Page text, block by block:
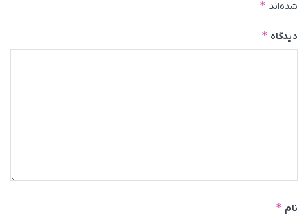
شده‌اند *
دیدگاه *
نام *